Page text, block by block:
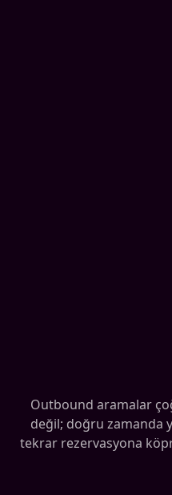
Outbound aramalar
değil; doğru zamanda
tekrar rezervasyona